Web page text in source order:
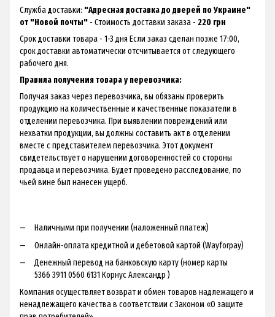
Служба доставки: "Адресная доставка до дверей по Украине"
от "Новой почты" - Стоимость доставки заказа - 220 грн
Срок доставки товара - 1-3 дня Если заказ сделан позже 17:00,
срок доставки автоматически отсчитывается от следующего
рабочего дня.
Правила получения товара у перевозчика:
Получая заказ через перевозчика, вы обязаны проверить
продукцию на количественные и качественные показатели в
отделении перевозчика. При выявлении повреждений или
нехватки продукции, вы должны составить акт в отделении
вместе с представителем перевозчика. Этот документ
свидетельствует о нарушении договоренностей со стороны
продавца и перевозчика. Будет проведено расследование, по
чьей вине был нанесен ущерб.
Наличными при получении (наложенный платеж)
Онлайн-оплата кредитной и дебетовой картой (Wayforpay)
Денежный перевод на банковскую карту (номер карты
5366 3911 0560 6131 Корнус Александр )
Компания осуществляет возврат и обмен товаров надлежащего и
ненадлежащего качества в соответствии с Законом «О защите